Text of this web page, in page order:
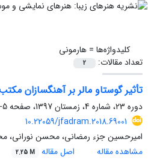
کلیدواژه‌ها =هارمونی
تعداد مقالات:
2
تأثیر گوستاو مالر بر آهنگسازان
دوره 23، شماره 4، زمستان 1397، صفحه
5-16
10.22059/jfadram.2018.69001
امیرحسین جزء رمضانی، محسن نورانی،
مشاهده مقاله
اصل مقاله 2.25 M